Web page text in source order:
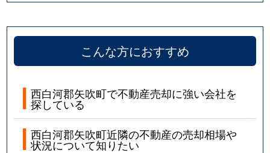
こんな方におすすめ
西白河郡矢吹町で不動産売却に強い会社を
探している
西白河郡矢吹町近隣の不動産の売却相場や
状況について知りたい